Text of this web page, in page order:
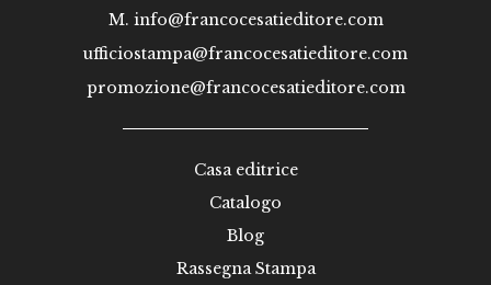
M. info@francocesatieditore.com
ufficiostampa@francocesatieditore.com
promozione@francocesatieditore.com
Casa editrice
Catalogo
Blog
Rassegna Stampa